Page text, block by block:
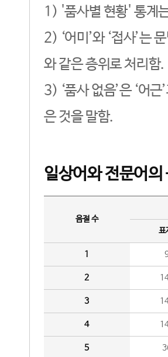
1) '품사별 현황' 통계
2) ‘어미’와 ‘접사’는
와 같은 층위로 처리함.
3) ‘품사 없음’은 ‘어
은 것을 말함.
일상어와 전문어의
음절 수
표
1
2
3
4
5